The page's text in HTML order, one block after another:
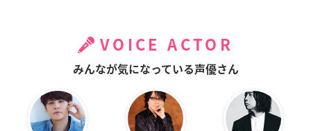
VOICE ACTOR
みんなが気になっている声優さん